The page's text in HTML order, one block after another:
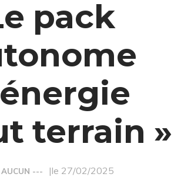
pack
terrain »
--- |le 27/02/2025